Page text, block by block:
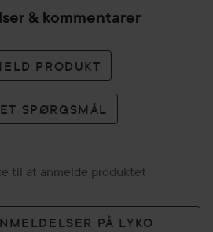
& kommentarer
PRODUKT
SPØRGSMÅL
til at anmelde produktet
PÅ LYKO